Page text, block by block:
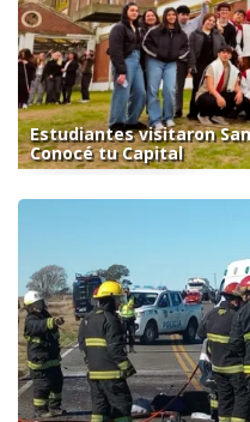
Estudiantes visitaron
Conocé tu Capital